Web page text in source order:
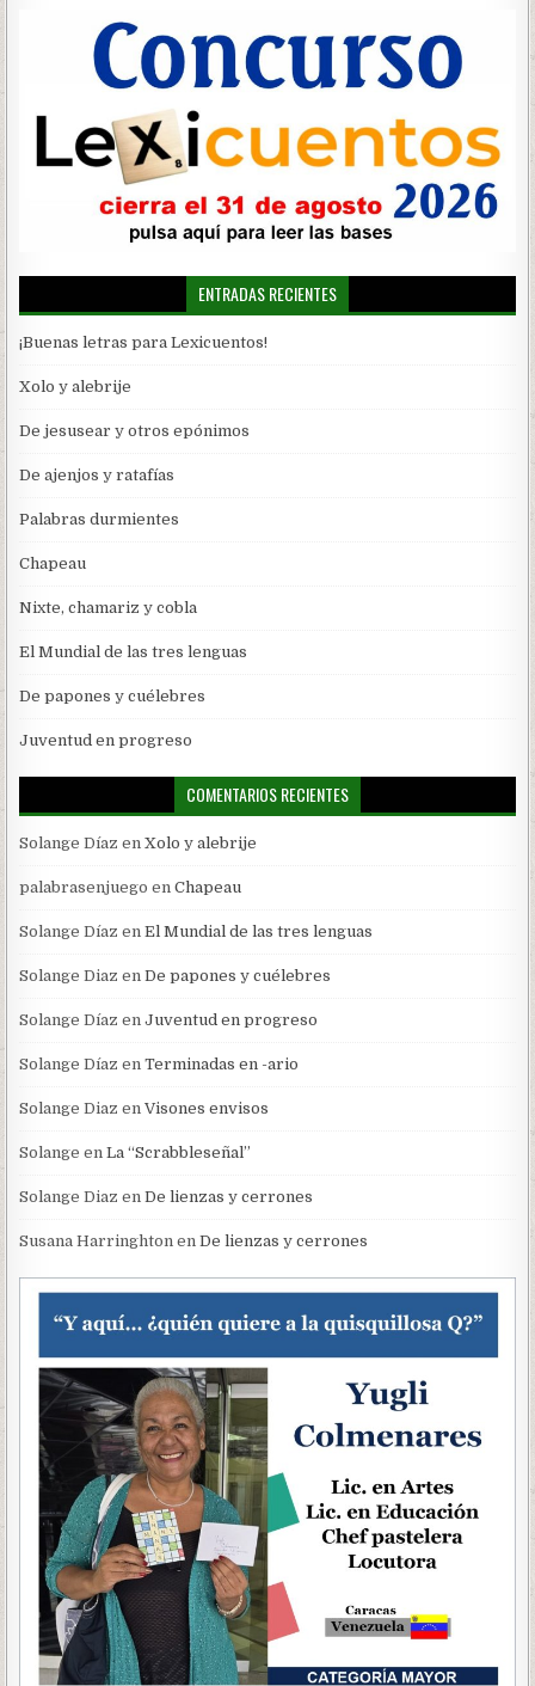
ENTRADAS RECIENTES
¡Buenas letras para Lexicuentos!
Xolo y alebrije
De jesusear y otros epónimos
De ajenjos y ratafías
Palabras durmientes
Chapeau
Nixte, chamariz y cobla
El Mundial de las tres lenguas
De papones y cuélebres
Juventud en progreso
COMENTARIOS RECIENTES
Solange Díaz enXolo y alebrije
palabrasenjuego enChapeau
Solange Díaz enEl Mundial de las tres lenguas
Solange Diaz enDe papones y cuélebres
Solange Díaz enJuventud en progreso
Solange Díaz enTerminadas en -ario
Solange Diaz enVisones envisos
Solange enLa “Scrabbleseñal”
Solange Diaz enDe lienzas y cerrones
Susana Harringhton enDe lienzas y cerrones